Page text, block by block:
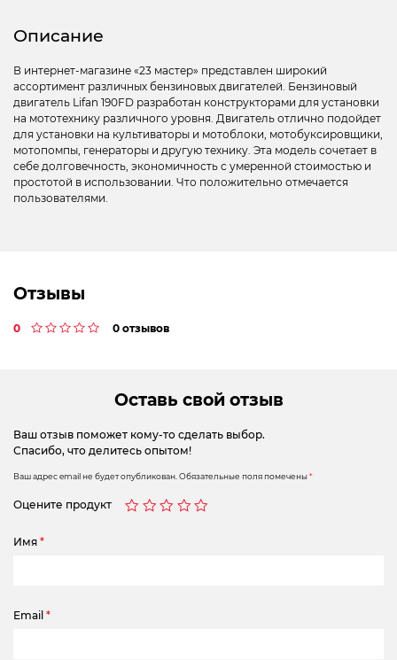
Описание
В интернет-магазине «23 мастер» представлен широкий
ассортимент различных бензиновых двигателей. Бензиновый
двигатель Lifan 190FD разработан конструкторами для установки
на мототехнику различного уровня. Двигатель отлично подойдет
для установки на культиваторы и мотоблоки, мотобуксировщики,
мотопомпы, генераторы и другую технику. Эта модель сочетает в
себе долговечность, экономичность с умеренной стоимостью и
простотой в использовании. Что положительно отмечается
пользователями.
Отзывы
0 0 отзывов
Оставь свой отзыв
Ваш отзыв поможет кому-то сделать выбор.
Спасибо, что делитесь опытом!
Ваш адрес email не будет опубликован. Обязательные поля помечены*
Оцените продукт
Имя *
Email *